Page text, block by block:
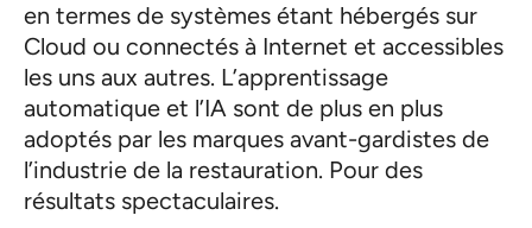
en termes de systèmes étant hébergés sur
Cloud ou connectés à Internet et accessibles
les uns aux autres. L’apprentissage
automatique et l’IA sont de plus en plus
adoptés par les marques avant-gardistes de
l’industrie de la restauration. Pour des
résultats spectaculaires.